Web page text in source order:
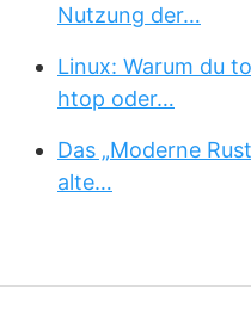
Nutzung der…
Linux: Warum du
htop oder…
Das „Moderne
alte…